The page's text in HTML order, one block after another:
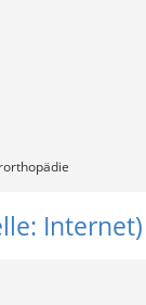
Internet)